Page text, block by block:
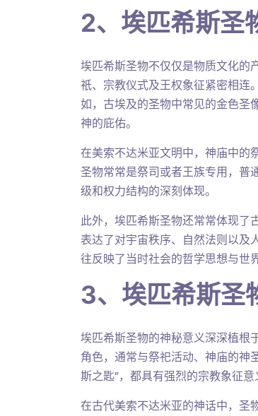
2、埃匹希斯圣
埃匹希斯圣物不仅仅是物质文化的
祇、宗教仪式及王权象征紧密相连
如，古埃及的圣物中常见的金色圣
神的庇佑。
在美索不达米亚文明中，神庙中的
圣物常常是祭司或者王族专用，普
级和权力结构的深刻体现。
此外，埃匹希斯圣物还常常体现了
表达了对宇宙秩序、自然法则以及
往反映了当时社会的哲学思想与世
3、埃匹希斯圣
埃匹希斯圣物的神秘意义深深植根
角色，通常与祭祀活动、神庙的神
斯之匙”，都具有强烈的宗教象征
在古代美索不达米亚的神话中，圣